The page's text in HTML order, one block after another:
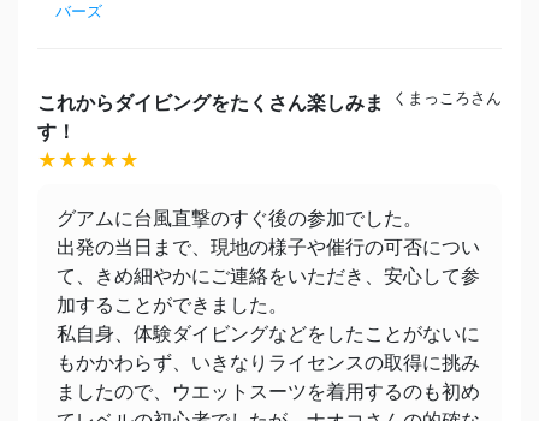
バーズ
これからダイビングをたくさん楽しみま
す！
くまっころさん
★★★★★
グアムに台風直撃のすぐ後の参加でした。
出発の当日まで、現地の様子や催行の可否につい
て、きめ細やかにご連絡をいただき、安心して参
加することができました。
私自身、体験ダイビングなどをしたことがないに
もかかわらず、いきなりライセンスの取得に挑み
ましたので、ウエットスーツを着用するのも初め